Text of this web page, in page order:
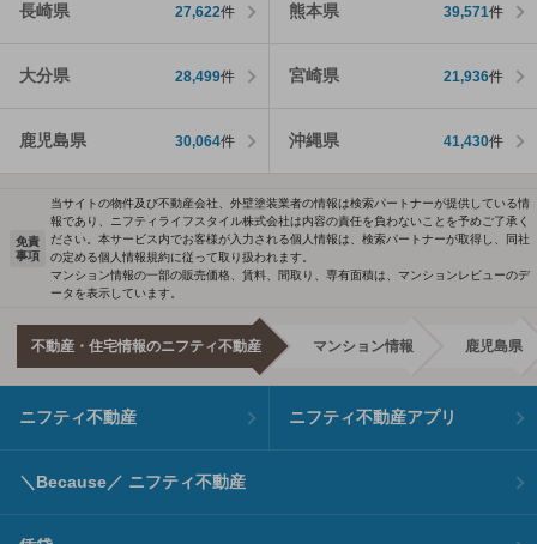
長崎県 27,622件 熊本県 39,571件
大分県 28,499件 宮崎県 21,936件
鹿児島県 30,064件 沖縄県 41,430件
免責
事項
当サイトの物件及び不動産会社、外壁塗装業者の情報は検索パートナーが提供している情
報であり、ニフティライフスタイル株式会社は内容の責任を負わないことを予めご了承く
ださい。本サービス内でお客様が入力される個人情報は、検索パートナーが取得し、同社
の定める個人情報規約に従って取り扱われます。
マンション情報の一部の販売価格、賃料、間取り、専有面積は、マンションレビューのデ
ータを表示しています。
不動産・住宅情報のニフティ不動産 マンション情報 鹿児島県
ニフティ不動産 ニフティ不動産アプリ
＼Because／ ニフティ不動産